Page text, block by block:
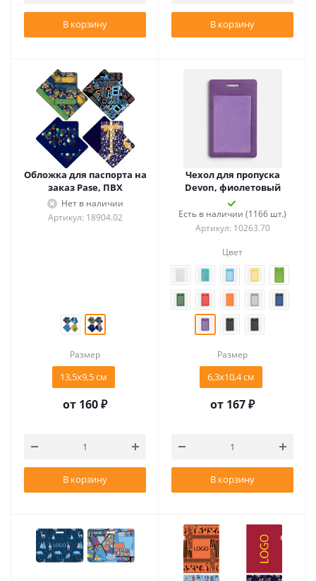
В корзину В корзину
Обложка для паспорта на
заказ Pase, ПВХ
Нет в наличии
Артикул: 18904.02
Размер
13,5х9,5 см
от 160 ₽
В корзину
Чехол для пропуска
Devon, фиолетовый
Есть в наличии (1166 шт.)
Артикул: 10263.70
Цвет
Размер
6,3х10,4 см
от 167 ₽
В корзину